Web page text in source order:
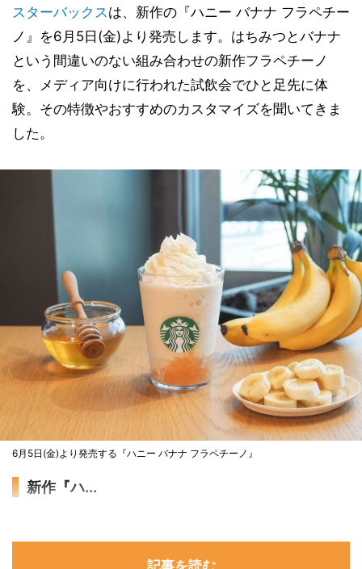
スターバックスは、新作の『ハニー バナナ フラペチー
ノ』を6月5日(金)より発売します。はちみつとバナナ
という間違いのない組み合わせの新作フラペチーノ
を、メディア向けに行われた試飲会でひと足先に体
験。その特徴やおすすめのカスタマイズを聞いてきま
した。
6月5日(金)より発売する『ハニー バナナ フラペチーノ』
新作『ハ...
記事を読む